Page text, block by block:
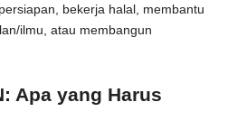
bekerja halal, membantu
ilmu, atau membangun
Apa yang Harus